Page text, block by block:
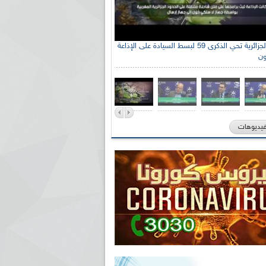
الإذاعة الجزائرية تحي الذكرى 59 لبسط السيادة على الإذاعة